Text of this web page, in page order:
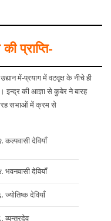
प्राप्ति-
में-प्रयाग में वटवृक्ष के नीचे ही
इन्द्र की आज्ञा से कुबेर ने बारह
सभाओं में क्रम से
कल्पवासी देवियाँ
भवनवासी देवियाँ
ज्योतिष्क देवियाँ
व्यन्तरदेव